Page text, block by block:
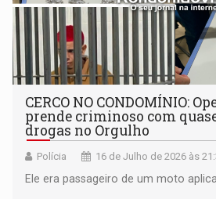
CERCO NO CONDOMÍNIO:
prende criminoso com
drogas no Orgulho
Polícia 16 de Julho de 2026 às
Ele era passageiro de um moto